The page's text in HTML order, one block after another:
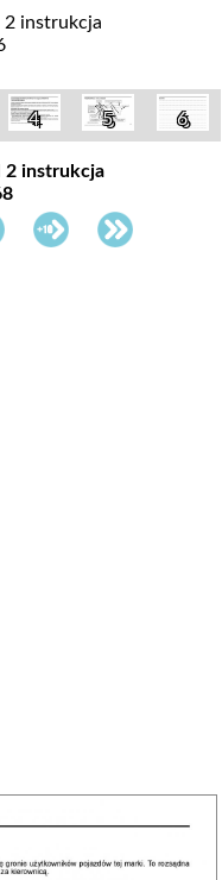
2 instrukcja
4 5 6
2 instrukcja